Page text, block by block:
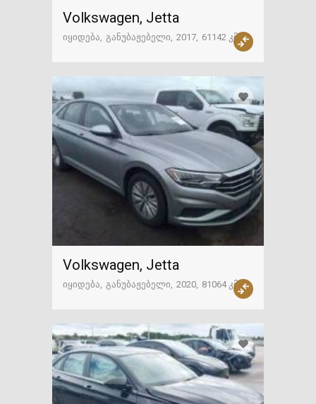
Volkswagen, Jetta
იყიდება განუბაჟებელი 2017 61142 კმ
Volkswagen, Jetta
იყიდება განუბაჟებელი 2020 81064 კმ